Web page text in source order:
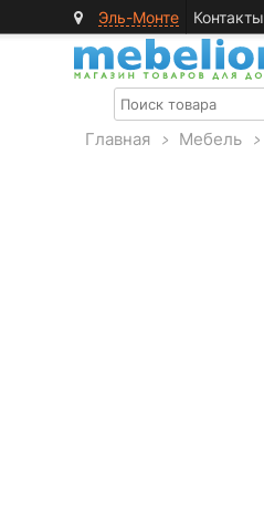
Эль-Монте Контакты
Главная > Мебель >